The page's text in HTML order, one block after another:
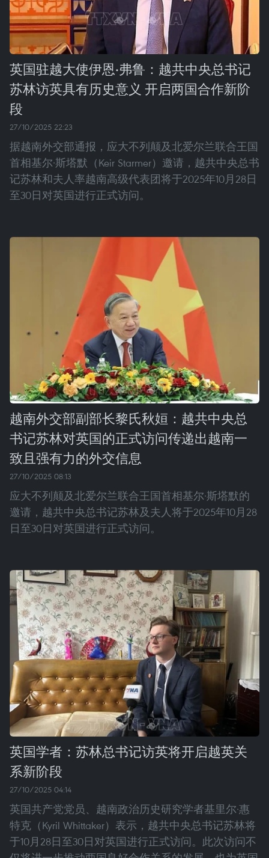
英国驻越大使伊恩·弗鲁：越共中央总书记
苏林访英具有历史意义 开启两国合作新阶
段
27/10/2025 22:23
据越南外交部通报，应大不列颠及北爱尔兰联合王国
首相基尔·斯塔默（Keir Starmer）邀请，越共中央总书
记苏林和夫人率越南高级代表团将于2025年10月28日
至30日对英国进行正式访问。
越南外交部副部长黎氏秋姮：越共中央总
书记苏林对英国的正式访问传递出越南一
致且强有力的外交信息
27/10/2025 08:13
应大不列颠及北爱尔兰联合王国首相基尔·斯塔默的
邀请，越共中央总书记苏林及夫人将于2025年10月28
日至30日对英国进行正式访问。
英国学者：苏林总书记访英将开启越英关
系新阶段
27/10/2025 04:14
英国共产党党员、越南政治历史研究学者基里尔·惠
特克（Kyril Whittaker）表示，越共中央总书记苏林将
于10月28日至30日对英国进行正式访问。此次访问不